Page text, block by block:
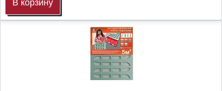
В корзину